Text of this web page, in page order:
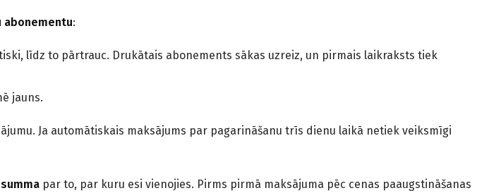
abonementu:
līdz to pārtrauc. Drukātais abonements sākas uzreiz, un pirmais laikraksts tiek
jauns.
Ja automātiskais maksājums par pagarināšanu trīs dienu laikā netiek veiksmīgi
par to, par kuru esi vienojies. Pirms pirmā maksājuma pēc cenas paaugstināšanas